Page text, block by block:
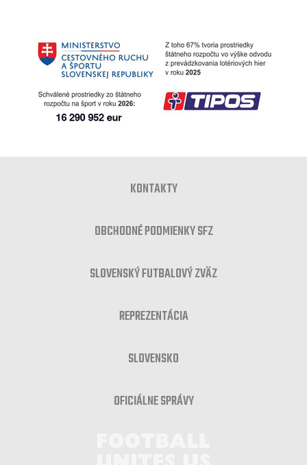
KONTAKTY
OBCHODNÉ PODMIENKY SFZ
SLOVENSKÝ FUTBALOVÝ ZVÄZ
REPREZENTÁCIA
SLOVENSKO
OFICIÁLNE SPRÁVY